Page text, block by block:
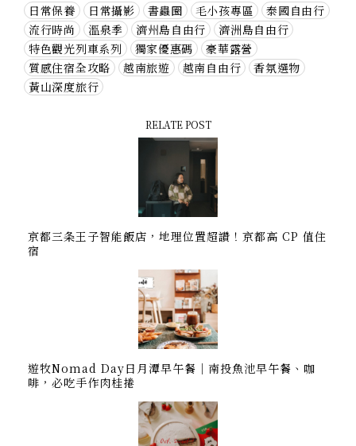
日常保養
日常攝影 書蟲圈 毛小孩專區
泰國自由行
流行時尚
溫泉季 濟州島自由行
濟洲島自由行
特色觀光列車系列
獨家優惠碼
豪華露營
質感住宿全攻略
越南旅遊 越南自由行
香氛選物
黃山深度旅行
RELATE POST
京都三条王子智能飯店，地理位置超讚！京都高 CP 值住
宿
遊牧Nomad Day日月潭早午餐｜南投魚池早午餐、咖
啡，必吃手作肉桂捲